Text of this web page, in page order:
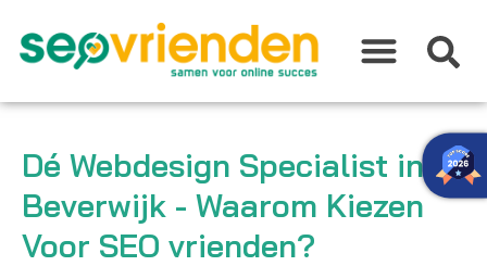
naar
inhoud
Dé Webdesign Specialist in
Beverwijk - Waarom Kiezen
Voor SEO vrienden?